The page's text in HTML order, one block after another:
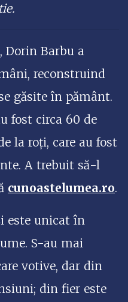
Dorin Barbu a
reconstruind
găsite în pământ.
fost circa 60 de
la roți, care au fost
A trebuit să-l
cunoastelumea.ro.
este unicat în
S-au mai
votive, dar din
din fier este